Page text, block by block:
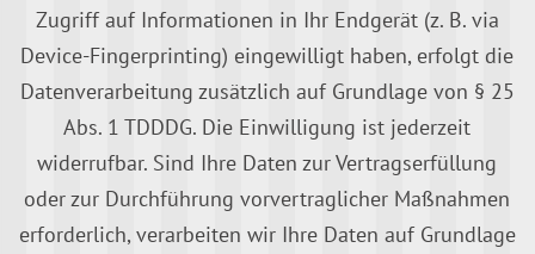
Zugriff auf Informationen in Ihr Endgerät (z. B. via
Device-Fingerprinting) eingewilligt haben, erfolgt die
Datenverarbeitung zusätzlich auf Grundlage von § 25
Abs. 1 TDDDG. Die Einwilligung ist jederzeit
widerrufbar. Sind Ihre Daten zur Vertragserfüllung
oder zur Durchführung vorvertraglicher Maßnahmen
erforderlich, verarbeiten wir Ihre Daten auf Grundlage